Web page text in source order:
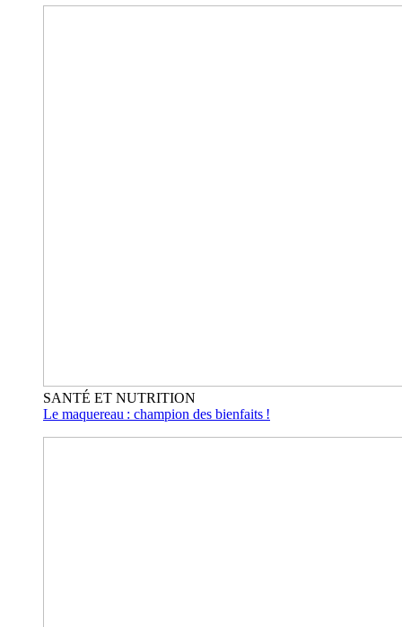
SANTÉ ET NUTRITION
Le maquereau : champion des bienfaits !